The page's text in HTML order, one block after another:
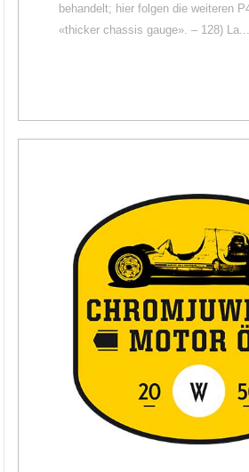
behandelt; hier folgen die weiteren
«thicker chassis gauge». – 128) La...